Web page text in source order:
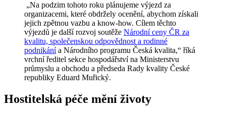
„Na podzim tohoto roku plánujeme výjezd za
organizacemi, které obdržely ocenění, abychom získali
jejich zpětnou vazbu a know-how. Cílem těchto
výjezdů je další rozvoj soutěže Národní ceny ČR za
kvalitu, společenskou odpovědnost a rodinné
podnikánía Národního programu Česká kvalita,“ říká
vrchní ředitel sekce hospodářství na Ministerstvu
průmyslu a obchodu a předseda Rady kvality České
republiky Eduard Muřický.
Hostitelská péče mění životy